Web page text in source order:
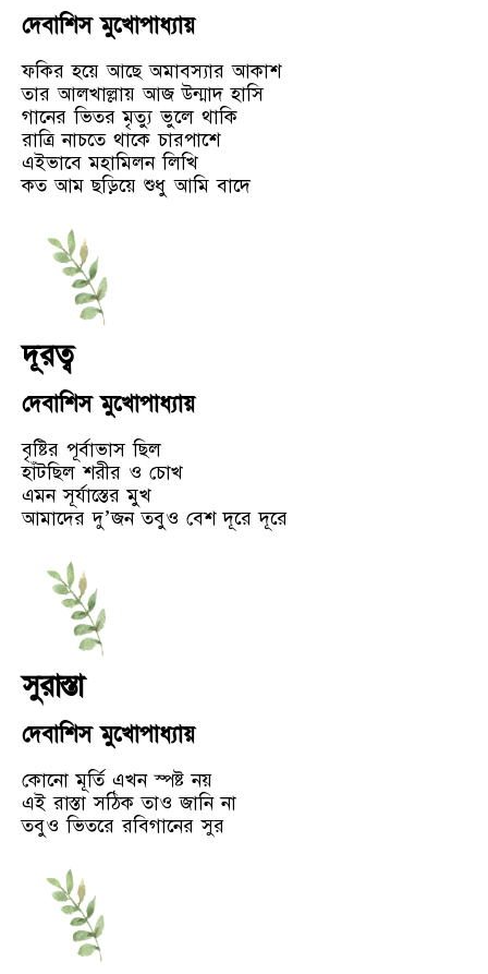
দেবাশিস মুখোপাধ্যায়
ফকির হয়ে আছে অমাবস্যার আকাশ
তার আলখাল্লায় আজ উন্মাদ হাসি
গানের ভিতর মৃত্যু ভুলে থাকি
রাত্রি নাচতে থাকে চারপাশে
এইভাবে মহামিলন লিখি
কত আম ছড়িয়ে শুধু আমি বাদে
দূরত্ব
দেবাশিস মুখোপাধ্যায়
বৃষ্টির পূর্বাভাস ছিল
হাঁটছিল শরীর ও চোখ
এমন সূর্যাস্তের মুখ
আমাদের দু’জন তবুও বেশ দূরে দূরে
সুরাস্তা
দেবাশিস মুখোপাধ্যায়
কোনো মূর্তি এখন স্পষ্ট নয়
এই রাস্তা সঠিক তাও জানি না
তবুও ভিতরে রবিগানের সুর